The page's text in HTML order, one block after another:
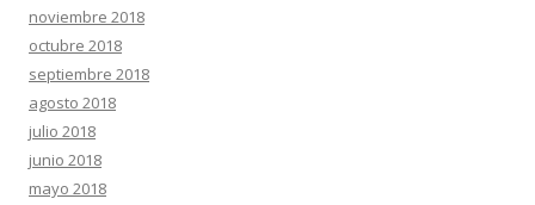
noviembre 2018
octubre 2018
septiembre 2018
agosto 2018
julio 2018
junio 2018
mayo 2018